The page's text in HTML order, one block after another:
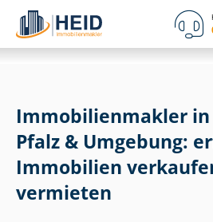
Im­mo­bi­li­en­mak­ler
Pfalz & Umgebung:
Immobilien
vermieten